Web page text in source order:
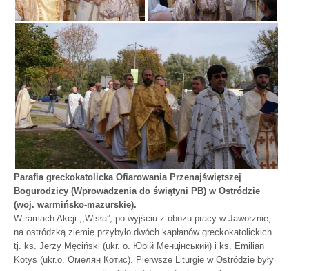
Parafia greckokatolicka Ofiarowania Przenajświętszej
Bogurodzicy (Wprowadzenia do świątyni PB) w Ostródzie
(woj. warmińsko-mazurskie).
W ramach Akcji ,,Wisła”, po wyjściu z obozu pracy w Jaworznie,
na ostródzką ziemię przybyło dwóch kapłanów greckokatolickich
tj. ks. Jerzy Męciński (ukr. o. Юрій Менцінський) i ks. Emilian
Kotys (ukr.o. Омелян Котис). Pierwsze Liturgie w Ostródzie były